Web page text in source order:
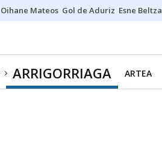
Oihane Mateos Gol de Aduriz Esne Beltza
ARRIGORRIAGA ARTEA